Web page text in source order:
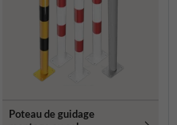
Poteau de guidage